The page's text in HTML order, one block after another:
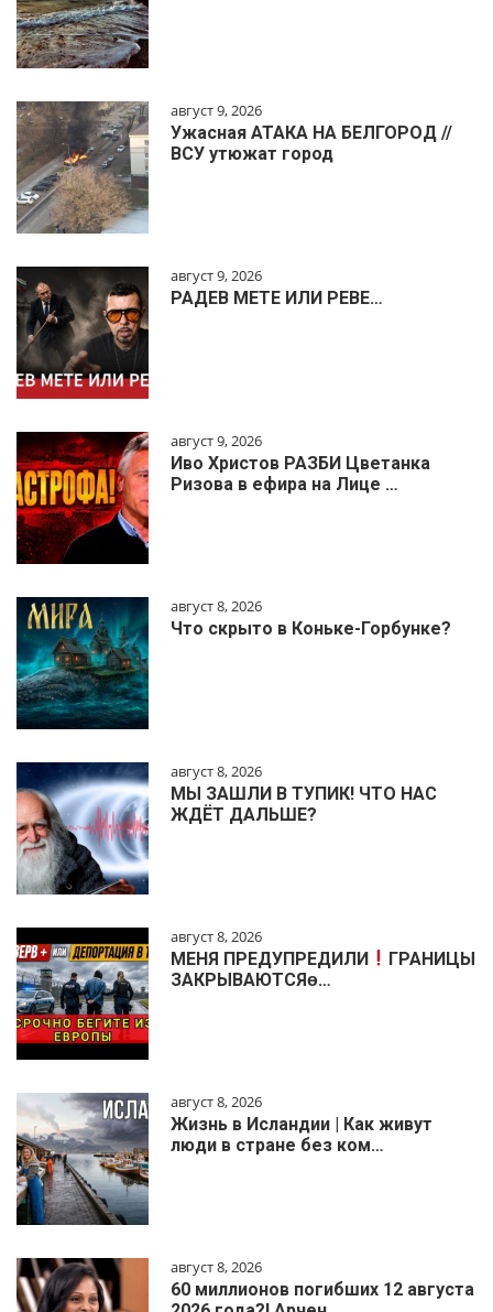
август 9, 2026
Ужасная АТАКА НА БЕЛГОРОД //
ВСУ утюжат город
август 9, 2026
РАДЕВ МЕТЕ ИЛИ РЕВЕ…
август 9, 2026
Иво Христов РАЗБИ Цветанка
Ризова в ефира на Лице …
август 8, 2026
Что скрыто в Коньке-Горбунке?
август 8, 2026
МЫ ЗАШЛИ В ТУПИК! ЧТО НАС
ЖДЁТ ДАЛЬШЕ?
август 8, 2026
МЕНЯ ПРЕДУПРЕДИЛИ
ГРАНИЦЫ
ЗАКРЫВАЮТСЯɵ…
август 8, 2026
Жизнь в Исландии | Как живут
люди в стране без ком…
август 8, 2026
60 миллионов погибших 12 августа